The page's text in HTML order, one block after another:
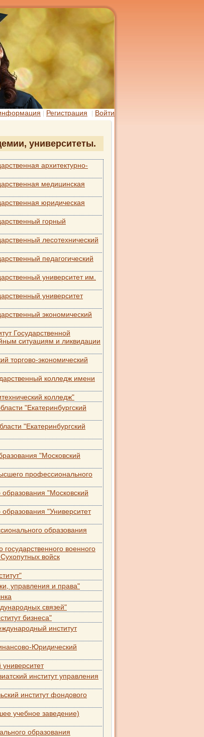
Регистрация
Войти
университеты.
архитектурно-
медицинская
юридическая
горный
лесотехнический
педагогический
университет им.
университет
экономический
Государственной
ситуациям и ликвидации
торгово-экономический
колледж имени
колледж"
"Екатеринбургский
"Екатеринбургский
"Московский
профессионального
"Московский
"Университет
образования
военного
войск
управления и права"
связей"
бизнеса"
институт
Юридический
институт управления
институт фондового
учебное заведение)
образования